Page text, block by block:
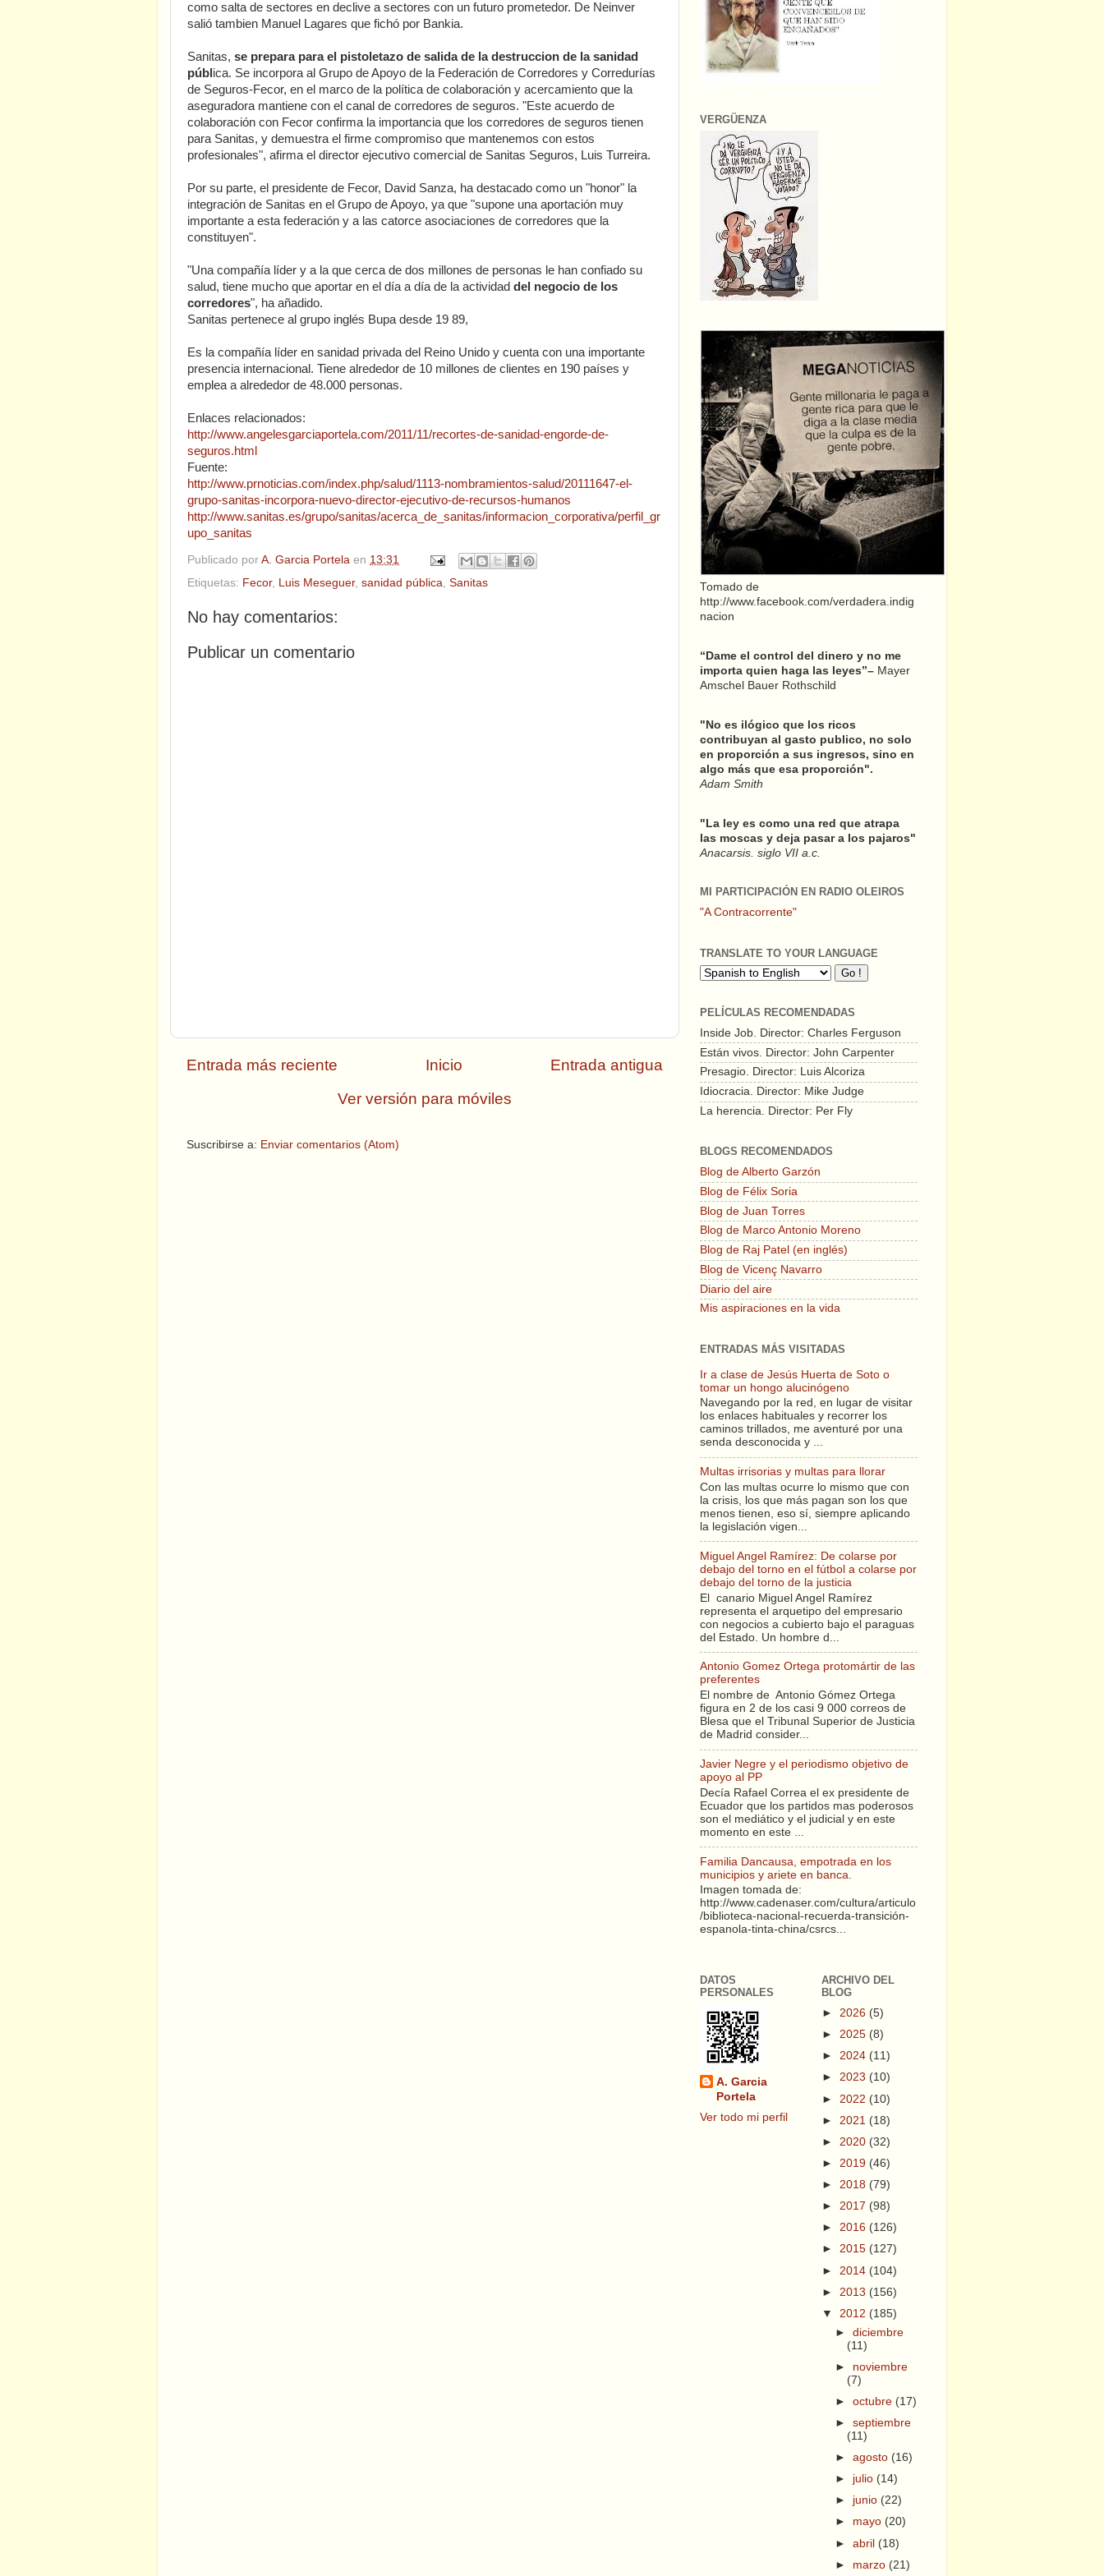
como salta de sectores en declive a sectores con un futuro prometedor. De Neinver
salió tambien Manuel Lagares que fichó por Bankia.
Sanitas, se prepara para el pistoletazo de salida de la destruccion de la sanidad
públ ica. Se incorpora al Grupo de Apoyo de la Federación de Corredores y Corredurías
de Seguros-Fecor, en el marco de la política de colaboración y acercamiento que la
aseguradora mantiene con el canal de corredores de seguros. "Este acuerdo de
colaboración con Fecor confirma la importancia que los corredores de seguros tienen
para Sanitas, y demuestra el firme compromiso que mantenemos con estos
profesionales", afirma el director ejecutivo comercial de Sanitas Seguros, Luis Turreira.
Por su parte, el presidente de Fecor, David Sanza, ha destacado como un "honor" la
integración de Sanitas en el Grupo de Apoyo, ya que "supone una aportación muy
importante a esta federación y a las catorce asociaciones de corredores que la
constituyen".
"Una compañía líder y a la que cerca de dos millones de personas le han confiado su
salud, tiene mucho que aportar en el día a día de la actividad del negocio de los
corredores", ha añadido.
Sanitas pertenece al grupo inglés Bupa desde 19 89,
Es la compañía líder en sanidad privada del Reino Unido y cuenta con una importante
presencia internacional. Tiene alrededor de 10 millones de clientes en 190 países y
emplea a alrededor de 48.000 personas.
Enlaces relacionados:
http://www.angelesgarciaportela.com/2011/11/recortes-de-sanidad-engorde-de-
seguros.html
Fuente:
http://www.prnoticias.com/index.php/salud/1113-nombramientos-salud/20111647-el-
grupo-sanitas-incorpora-nuevo-director-ejecutivo-de-recursos-humanos
http://www.sanitas.es/grupo/sanitas/acerca_de_sanitas/informacion_corporativa/perfil_gr
upo_sanitas
Publicado por A. Garcia Portela en 13:31
Etiquetas: Fecor, Luis Meseguer, sanidad pública Sanitas
No hay comentarios:
Publicar un comentario
Entrada más reciente Entrada antigua
Inicio
Ver versión para móviles
Suscribirse a: Enviar comentarios (Atom)
VERGÜENZA
Tomado de
http://www.facebook.com/verdadera.indig
nacion
“Dame el control del dinero y no me
importa quien haga las leyes”– Mayer
Amschel Bauer Rothschild
"No es ilógico que los ricos
contribuyan al gasto publico, no solo
en proporción a sus ingresos, sino en
algo más que esa proporción".
Adam Smith
"La ley es como una red que atrapa
las moscas y deja pasar a los pajaros"
Anacarsis. siglo VII a.c.
MI PARTICIPACIÓN EN RADIO OLEIROS
"A Contracorrente"
TRANSLATE TO YOUR LANGUAGE
PELÍCULAS RECOMENDADAS
Inside Job. Director: Charles Ferguson
Están vivos. Director: John Carpenter
Presagio. Director: Luis Alcoriza
Idiocracia. Director: Mike Judge
La herencia. Director: Per Fly
BLOGS RECOMENDADOS
Blog de Alberto Garzón
Blog de Félix Soria
Blog de Juan Torres
Blog de Marco Antonio Moreno
Blog de Raj Patel (en inglés)
Blog de Vicenç Navarro
Diario del aire
Mis aspiraciones en la vida
ENTRADAS MÁS VISITADAS
Ir a clase de Jesús Huerta de Soto o
tomar un hongo alucinógeno
Navegando por la red, en lugar de visitar
los enlaces habituales y recorrer los
caminos trillados, me aventuré por una
senda desconocida y ...
Multas irrisorias y multas para llorar
Con las multas ocurre lo mismo que con
la crisis, los que más pagan son los que
menos tienen, eso sí, siempre aplicando
la legislación vigen...
Miguel Angel Ramírez: De colarse por
debajo del torno en el fútbol a colarse por
debajo del torno de la justicia
El canario Miguel Angel Ramírez
representa el arquetipo del empresario
con negocios a cubierto bajo el paraguas
del Estado. Un hombre d...
Antonio Gomez Ortega protomártir de las
preferentes
El nombre de Antonio Gómez Ortega
figura en 2 de los casi 9 000 correos de
Blesa que el Tribunal Superior de Justicia
de Madrid consider...
Javier Negre y el periodismo objetivo de
apoyo al PP
Decía Rafael Correa el ex presidente de
Ecuador que los partidos mas poderosos
son el mediático y el judicial y en este
momento en este ...
Familia Dancausa, empotrada en los
municipios y ariete en banca.
Imagen tomada de:
http://www.cadenaser.com/cultura/articulo
/biblioteca-nacional-recuerda-transición-
espanola-tinta-china/csrcs...
DATOS
PERSONALES
A. Garcia
Portela
Ver todo mi perfil
ARCHIVO DEL
BLOG
► 2026 (5)
► 2025 (8)
► 2024 (11)
► 2023 (10)
► 2022 (10)
► 2021 (18)
► 2020 (32)
► 2019 (46)
► 2018 (79)
► 2017 (98)
► 2016 (126)
► 2015 (127)
► 2014 (104)
► 2013 (156)
▼ 2012 (185)
►diciembre
(11)
► noviembre
(7)
►octubre (17)
►septiembre
(11)
►agosto (16)
► julio (14)
► junio (22)
► mayo (20)
►abril (18)
► marzo (21)